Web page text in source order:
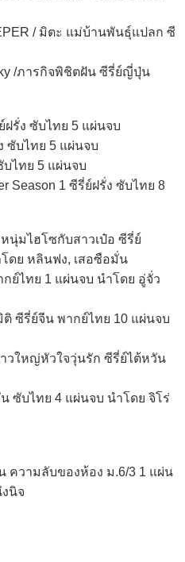
/ มิตะ แม่บ้านพันธุ์แปลก ซี
/ภารกิจพิชิตฝัน ซีรี่ย์ญี่ปุ่น
ฝรั่ง ซับไทย 5 แผ่นจบ
ซับไทย 5 แผ่นจบ
บไทย 5 แผ่นจบ
Season 1 ซีรี่ย์ฝรั่ง ซับไทย 8
หนุ่มไฮโซกับสาวเป๋อ ซีรี่ย์
ดย หลินฟง, เสอซือมั่น
กย์ไทย 1 แผ่นจบ นำโดย อู่จั่ว
ซีรี่ย์จีน พากย์ไทย 10 แผ่นจบ
าวใหญ่หัวใจวุ่นรัก ซีรี่ย์ไต้หวัน
ซับไทย 4 แผ่นจบ นำโดย จิโร่
ความลับของห้อง ม.6/3 1 แผ่น
นิจ